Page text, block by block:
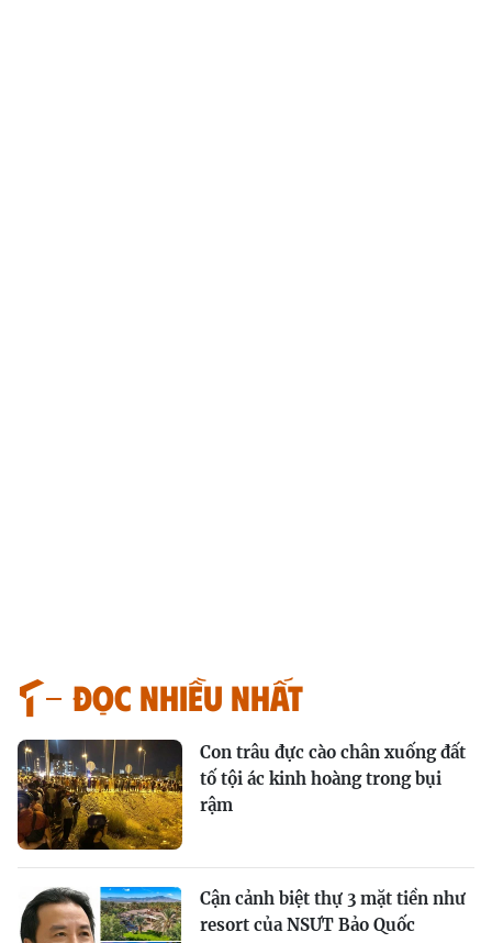
Đọc nhiều nhất
Con trâu đực cào chân xuống đất
tố tội ác kinh hoàng trong bụi
rậm
Cận cảnh biệt thự 3 mặt tiền như
resort của NSƯT Bảo Quốc